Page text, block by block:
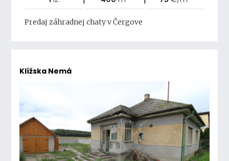
Predaj záhradnej chaty v Čergove
Klížska Nemá